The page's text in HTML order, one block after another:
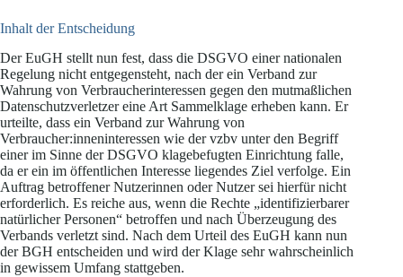
Inhalt der Entscheidung
Der EuGH stellt nun fest, dass die DSGVO einer nationalen
Regelung nicht entgegensteht, nach der ein Verband zur
Wahrung von Verbraucherinteressen gegen den mutmaßlichen
Datenschutzverletzer eine Art Sammelklage erheben kann. Er
urteilte, dass ein Verband zur Wahrung von
Verbraucher:inneninteressen wie der vzbv unter den Begriff
einer im Sinne der DSGVO klagebefugten Einrichtung falle,
da er ein im öffentlichen Interesse liegendes Ziel verfolge. Ein
Auftrag betroffener Nutzerinnen oder Nutzer sei hierfür nicht
erforderlich. Es reiche aus, wenn die Rechte „identifizierbarer
natürlicher Personen“ betroffen und nach Überzeugung des
Verbands verletzt sind. Nach dem Urteil des EuGH kann nun
der BGH entscheiden und wird der Klage sehr wahrscheinlich
in gewissem Umfang stattgeben.